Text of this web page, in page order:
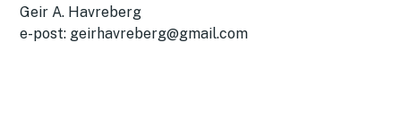
Geir A. Havreberg
e-post: geirhavreberg@gmail.com